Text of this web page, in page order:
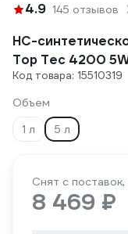
4.9 145 отзывов
НС-
Top Tec 4200
Код товара: 15510319
Объем
1 л
5 л
Снят с
8 469 ₽